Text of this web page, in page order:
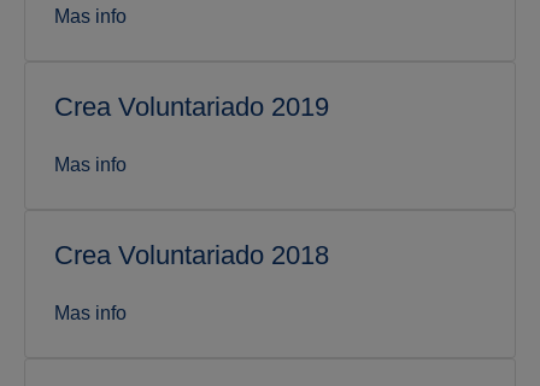
Mas info
Crea Voluntariado 2019
Mas info
Crea Voluntariado 2018
Mas info